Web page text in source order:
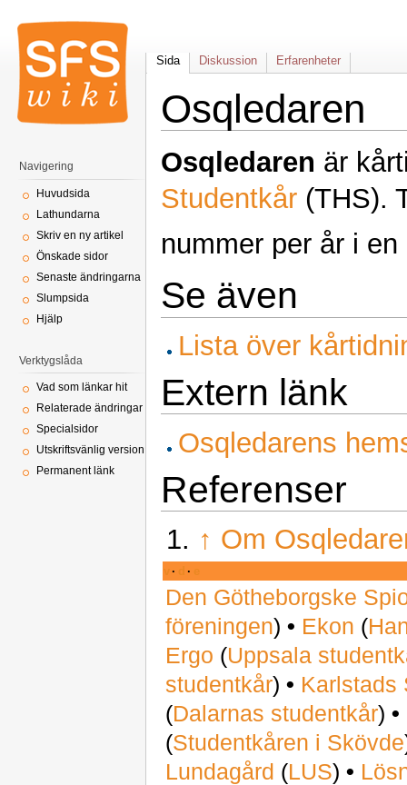
Osqledaren
Osqledaren är
Studentkår (THS).
nummer per år i
Se även
Lista över
Extern länk
Osqledarens
Referenser
↑ Om
· ·
Den Götheborgske
föreningen) • Ekon (
Ergo (Uppsala
studentkår) • Karlstads
(Dalarnas studentkår) •
(Studentkåren i Skövde
Lundagård (LUS) •
Sida Diskussion Erfarenheter
Navigering
Huvudsida
Lathundarna
Skriv en ny artikel
Önskade sidor
Senaste ändringarna
Slumpsida
Hjälp
Verktygslåda
Vad som länkar hit
Relaterade ändringar
Specialsidor
Utskriftsvänlig version
Permanent länk